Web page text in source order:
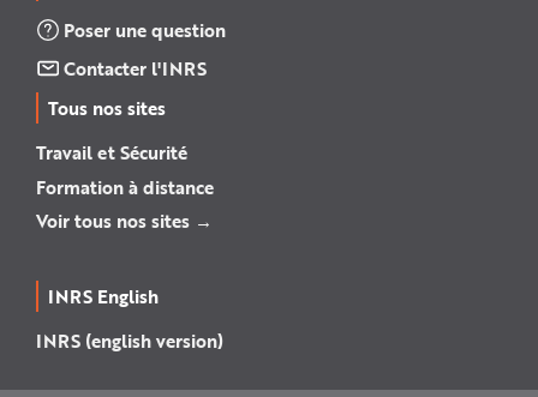
Poser une question
Contacter l'INRS
Tous nos sites
Travail et Sécurité
Formation à distance
Voir tous nos sites →
INRS English
INRS (english version)